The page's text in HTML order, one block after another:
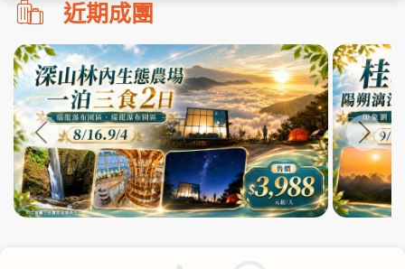
刪!!
搜
尋
bar
使
用
近期成團